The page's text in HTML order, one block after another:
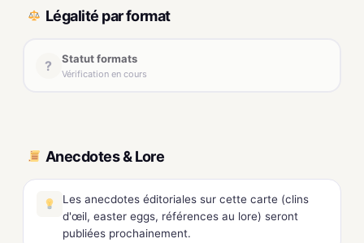
Légalité par format
? Statut formats
Vérification en cours
Anecdotes & Lore
Les anecdotes éditoriales sur cette carte (clins
d'œil, easter eggs, références au lore) seront
publiées prochainement.